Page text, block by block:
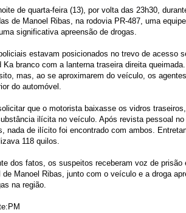
de quarta-feira (13), por volta das 23h30,
de Manoel Ribas, na rodovia PR-487, uma
significativa apreensão de drogas.
estavam posicionados no trevo de acesso
Ka branco com a lanterna traseira direita
mas, ao se aproximarem do veículo, os
do automóvel.
que o motorista baixasse os vidros
ilícita no veículo. Após revista pessoal
nada de ilícito foi encontrado com ambos.
118 quilos.
dos fatos, os suspeitos receberam voz de
de Manoel Ribas, junto com o veículo e a droga
na região.